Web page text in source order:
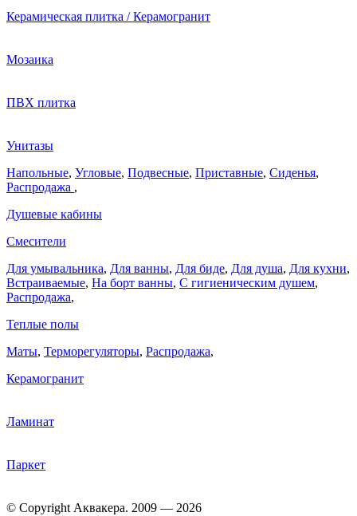
Керамическая плитка / Керамогранит
Мозаика
ПВХ плитка
Унитазы
Напольные, Угловые, Подвесные, Приставные, Сиденья,
Распродажа ,
Душевые кабины
Смесители
Для умывальника, Для ванны, Для биде, Для душа, Для кухни,
Встраиваемые, На борт ванны, C гигиеническим душем,
Распродажа,
Теплые полы
Маты, Терморегуляторы, Распродажа,
Керамогранит
Ламинат
Паркет
© Copyright Аквакера. 2009 — 2026